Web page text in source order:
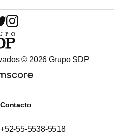
©2026 Grupo SDP
Contacto
+52-55-5538-5518